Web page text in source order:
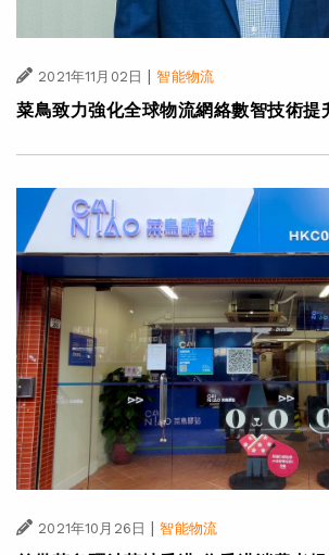
2021年11月02日 | 智能物流
菜鳥致力強化全球物流網絡數智技術提
2021年10月26日 | 智能物流